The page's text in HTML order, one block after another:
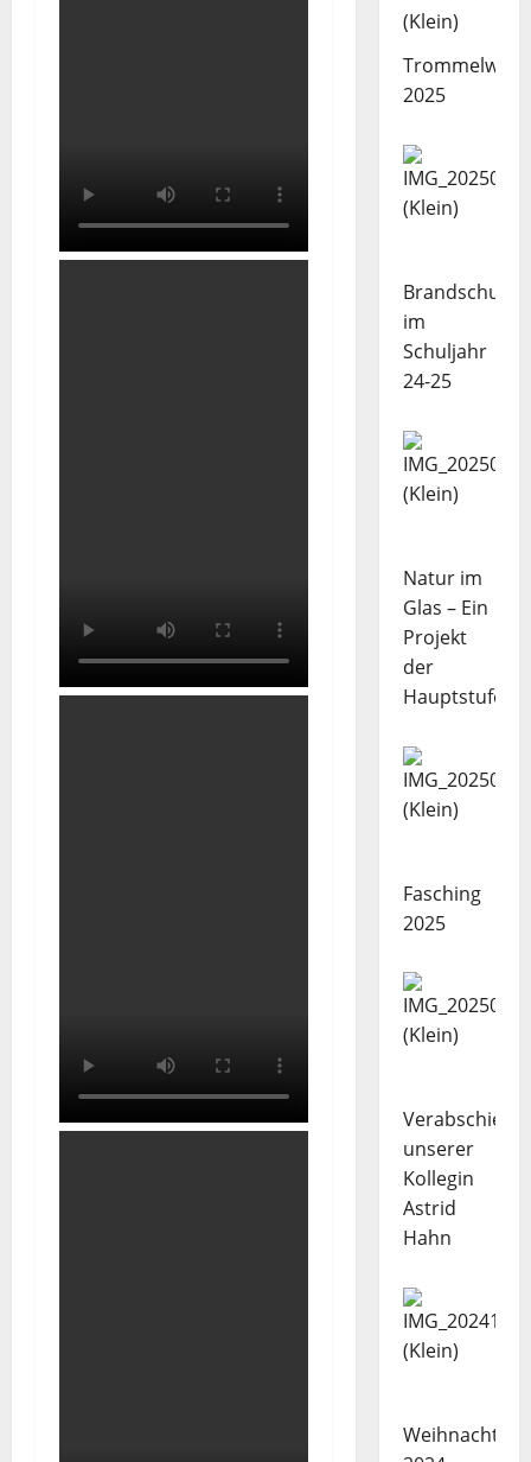
2025
im
Schuljahr
24-25
Natur im
Glas – Ein
Projekt
der
Hauptstufe
Fasching
2025
unserer
Kollegin
Astrid
Hahn